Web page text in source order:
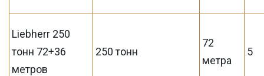
Liebherr 250
тонн 72+36
метров
250 тонн
72
метра
5